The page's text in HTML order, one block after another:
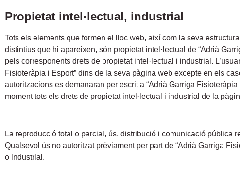
Propietat intel·lectual, industrial
Tots els elements que formen el lloc web, així com la seva
distintius que hi apareixen, són propietat intel·lectual de “Adrià
pels corresponents drets de propietat intel·lectual i industrial.
Fisioteràpia i Esport” dins de la seva pàgina web excepte en els
autoritzacions es demanaran per escrit a “Adrià Garriga
moment tots els drets de propietat intel·lectual i industrial de la
La reproducció total o parcial, ús, distribució i comunicació pública
Qualsevol ús no autoritzat prèviament per part de “Adrià Garriga
o industrial.